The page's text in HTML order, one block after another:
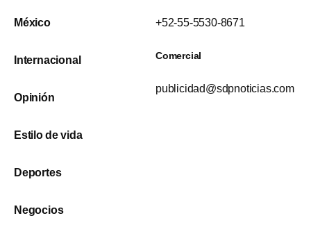
México
Internacional
Opinión
Estilo de vida
Deportes
Negocios
+52-55-5530-8671
Comercial
publicidad@sdpnoticias.com